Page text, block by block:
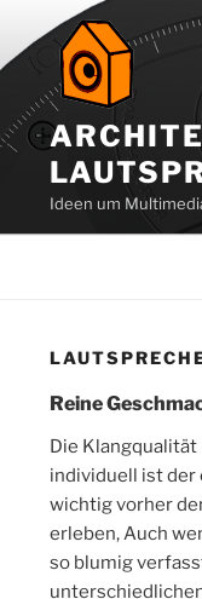
Inhalt
springen
Ideen um
Reine
Die
individuell ist der
wichtig vorher
erleben, Auch
so blumig